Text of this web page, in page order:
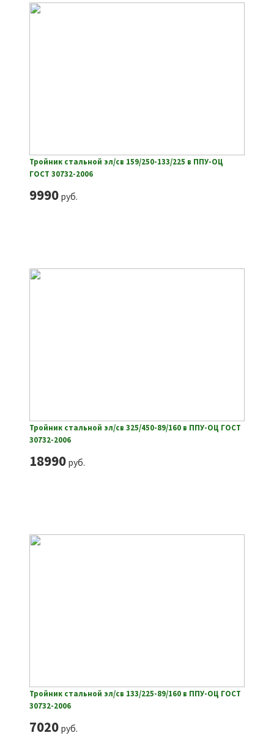
Тройник стальной эл/св 159/250-133/225 в ППУ-ОЦ
ГОСТ 30732-2006
9990руб.
Тройник стальной эл/св 325/450-89/160 в ППУ-ОЦ ГОСТ
30732-2006
18990руб.
Тройник стальной эл/св 133/225-89/160 в ППУ-ОЦ ГОСТ
30732-2006
7020руб.